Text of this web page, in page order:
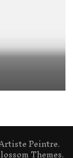
Peintre.
Themes.